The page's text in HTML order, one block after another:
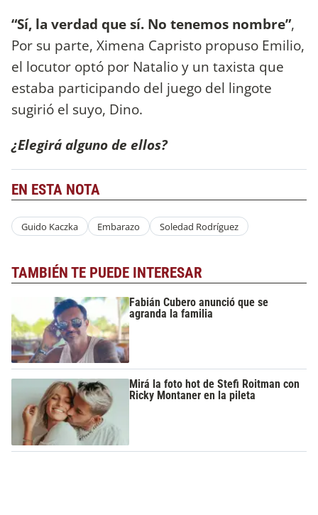
“Sí, la verdad que sí. No tenemos nombre”,
Por su parte, Ximena Capristo propuso Emilio,
el locutor optó por Natalio y un taxista que
estaba participando del juego del lingote
sugirió el suyo, Dino.
¿Elegirá alguno de ellos?
EN ESTA NOTA
Guido Kaczka Embarazo Soledad Rodríguez
TAMBIÉN TE PUEDE INTERESAR
Fabián Cubero anunció que se
agranda la familia
Mirá la foto hot de Stefi Roitman con
Ricky Montaner en la pileta